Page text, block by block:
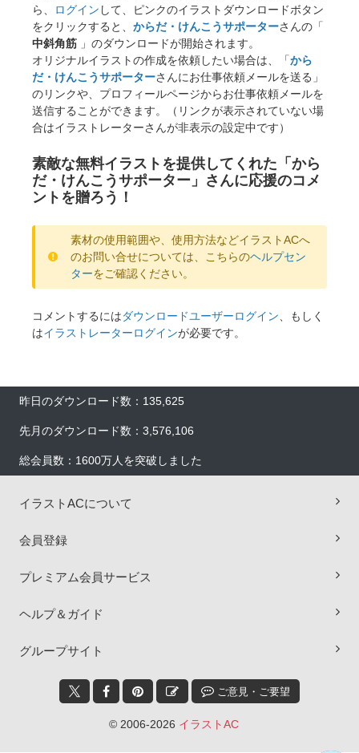
ら、
ログイン して、ピンクのイラストダウンロードボタン
をクリックすると、 からだ・けんこうサポーターさんの「
中斜角筋 」のダウンロードが開始されます。
オリジナルイラストの作成を依頼したい場合は、「から
だ・けんこうサポーターさんにお仕事依頼メールを送る」
のリンクや、プロフィールページからお仕事依頼メールを
送信することができます。（リンクが表示されていない場
合はイラストレーターさんが非表示の設定中です）
素敵な無料イラストを提供してくれた「から
だ・けんこうサポーター」さんに応援のコメ
ントを贈ろう！
素材の使用範囲や、使用方法などイラストACへ
のお問い合せについては、こちらのヘルプセン
ターをご確認ください。
コメントするにはダウンロードユーザーログイン 、もしく
はイラストレーターログインが必要です。
昨日のダウンロード数：135,625
先月のダウンロード数：3,576,106
総会員数：1600万人を突破しました
イラストACについて
会員登録
プレミアム会員サービス
ヘルプ＆ガイド
グループサイト
ご意見・ご要望
© 2006-2026 イラストAC